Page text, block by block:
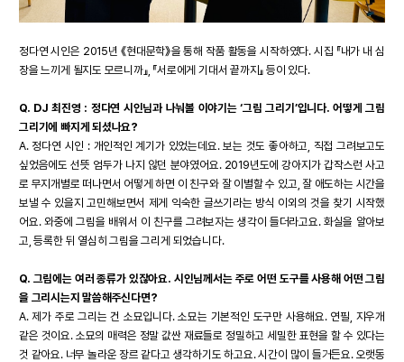
정다연 시인은 2015년 《현대문학》을 통해 작품 활동을 시작하였다. 시집 『내가 내 심
장을 느끼게 될지도 모르니까』, 『서로에게 기대서 끝까지』 등이 있다.
Q. DJ 최진영 : 정다연 시인님과 나눠볼 이야기는 ‘그림 그리기’입니다. 어떻게 그림
그리기에 빠지게 되셨나요?
A. 정다연 시인 : 개인적인 계기가 있었는데요. 보는 것도 좋아하고, 직접 그려보고도
싶었음에도 선뜻 엄두가 나지 않던 분야였어요. 2019년도에 강아지가 갑작스런 사고
로 무지개별로 떠나면서 어떻게 하면 이 친구와 잘 이별할 수 있고, 잘 애도하는 시간을
보낼 수 있을지 고민해보면서 제게 익숙한 글쓰기라는 방식 이외의 것을 찾기 시작했
어요. 와중에 그림을 배워서 이 친구를 그려보자는 생각이 들더라고요. 화실을 알아보
고, 등록한 뒤 열심히 그림을 그리게 되었습니다.
Q. 그림에는 여러 종류가 있잖아요. 시인님께서는 주로 어떤 도구를 사용해 어떤 그림
을 그리시는지 말씀해주신다면?
A. 제가 주로 그리는 건 소묘입니다. 소묘는 기본적인 도구만 사용해요. 연필, 지우개
같은 것이요. 소묘의 매력은 정말 값싼 재료들로 정밀하고 세밀한 표현을 할 수 있다는
것 같아요. 너무 놀라운 장르 같다고 생각하기도 하고요. 시간이 많이 들거든요. 오랫동